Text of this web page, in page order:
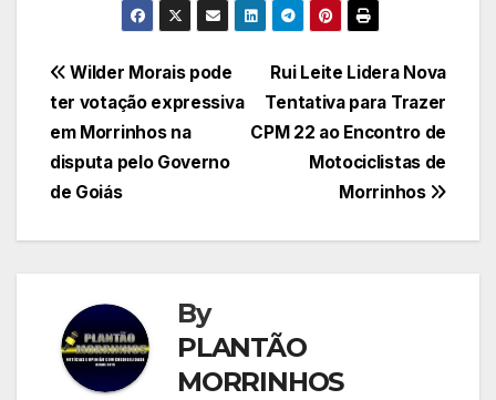
Navegação
de
Post
Rui Leite Lidera Nova
Tentativa para Trazer
CPM 22 ao Encontro de
Motociclistas de
Morrinhos
Wilder Morais pode
ter votação expressiva
em Morrinhos na
disputa pelo Governo
de Goiás
By
PLANTÃO
MORRINHOS